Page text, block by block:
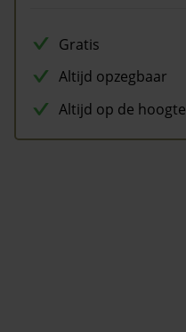
Gratis
Altijd opzegbaar
Altijd op de hoogte